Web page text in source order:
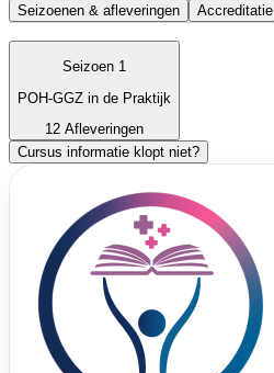
Seizoenen & afleveringen
Accreditatie
Seizoen 1
POH-GGZ in de Praktijk
12 Afleveringen
Cursus informatie klopt niet?